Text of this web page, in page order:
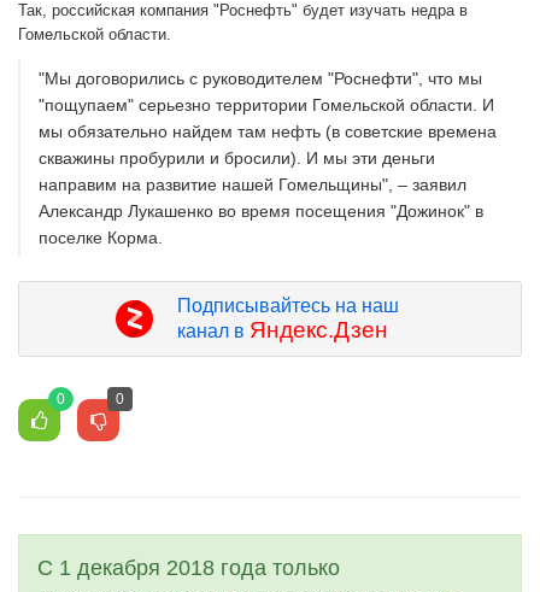
Так, российская компания "Роснефть" будет изучать недра в
Гомельской области.
"Мы договорились с руководителем "Роснефти", что мы
"пощупаем" серьезно территории Гомельской области. И
мы обязательно найдем там нефть (в советские времена
скважины пробурили и бросили). И мы эти деньги
направим на развитие нашей Гомельщины", – заявил
Александр Лукашенко во время посещения "Дожинок" в
поселке Корма.
Подписывайтесь на наш
канал в Яндекс.Дзен
0 0
С 1 декабря 2018 года только